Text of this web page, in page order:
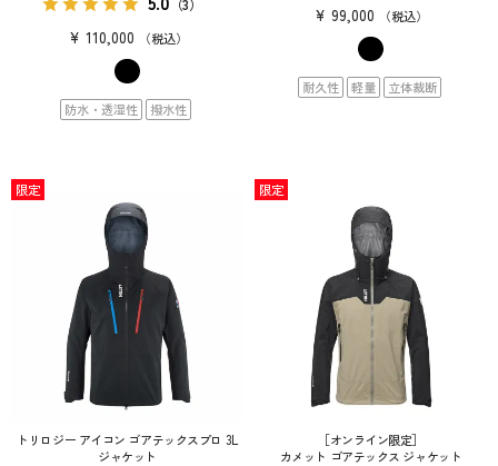
¥ 110,000 税込
防水・透湿性 撥水性
¥ 99,000 税込
耐久性 軽量 立体裁断
トリロジー アイコン ゴアテックスプロ 3L
ジャケット
限定
［オンライン限定］
カメット ゴアテックス ジャケット
限定